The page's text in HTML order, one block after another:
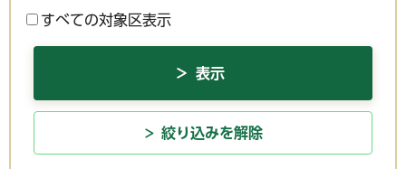
すべての対象区表示
絞り込みを解除